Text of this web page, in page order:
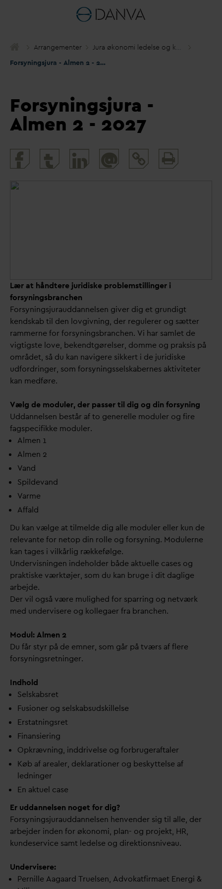
Arrangementer
Jura økonomi ledelse og kommunikation
Forsyningsjura - Almen 2 - 2027
Forsyningsjura -
Almen 2 - 2027
@
and
Lær at håndtere juridiske problemstillinger i
forsyningsbranchen
Forsyningsjurauddannelsen giver dig et grundigt
kendskab til den lovgivning, der regulerer og sætter
rammerne for forsyningsbranchen. Vi har samlet de
vigtigste love, bekendtgørelser, domme og praksis på
området, så du kan navigere sikkert i de juridiske
udfordringer, som forsyningsselskabernes aktiviteter
kan medføre.
Vælg de moduler, der passer til dig og din forsyning
Uddannelsen består af to generelle moduler og fire
fagspecifikke moduler.
Almen 1
Almen 2
Vand
Spildevand
Varme
Affald
Du kan vælge at tilmelde dig alle moduler eller kun de
relevante for netop din rolle og forsyning. Modulerne
kan tages i vilkårlig rækkefølge.
Undervisningen indeholder både aktuelle cases og
praktiske værktøjer, som du kan bruge i dit daglige
arbejde.
Der vil også være mulighed for sparring og netværk
med undervisere og kollegaer fra branchen.
Modul: Almen 2
Du får styr på de emner, som går på tværs af flere
forsyningsretninger.
Indhold
Selskabsret
Fusioner og selskabsudskillelse
Erstatningsret
Finansiering
Opkrævning, inddrivelse og forbrugeraftaler
Køb af arealer, deklarationer og beskyttelse af
ledninger
En aktuel case
Er uddannelsen noget for dig?
Forsyningsjurauddannelsen henvender sig til alle, der
arbejder inden for økonomi, plan- og projekt, HR,
kundeservice samt ledelse og direktionsniveau.
Undervisere:
Pernille Aagaard Truelsen, Advokatfirmaet Energi &